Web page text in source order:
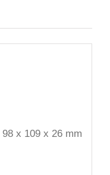
x 109 x 26 mm